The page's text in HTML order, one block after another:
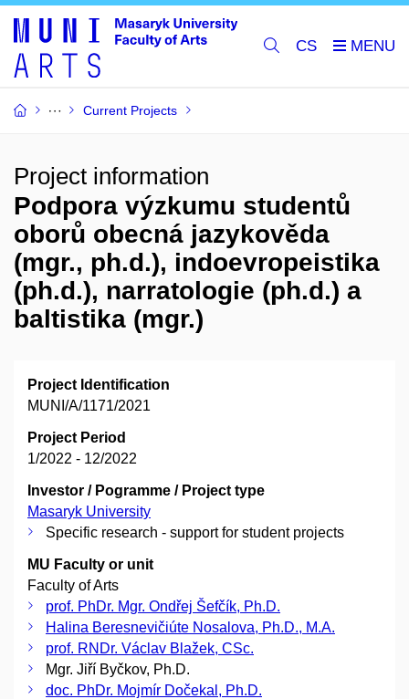
CS
Current Projects
Project information
Podpora výzkumu studentů
oborů obecná jazykověda
(mgr., ph.d.), indoevropeistika
(ph.d.), narratologie (ph.d.) a
baltistika (mgr.)
Project Identification
MUNI/A/1171/2021
Project Period
1/2022 - 12/2022
Investor / Pogramme / Project type
Masaryk University
Specific research - support for student projects
MU Faculty or unit
Faculty of Arts
prof. PhDr. Mgr. Ondřej Šefčík, Ph.D.
Halina Beresnevičiúte Nosalova, Ph.D., M.A.
prof. RNDr. Václav Blažek, CSc.
Mgr. Jiří Byčkov, Ph.D.
doc. PhDr. Mojmír Dočekal, Ph.D.